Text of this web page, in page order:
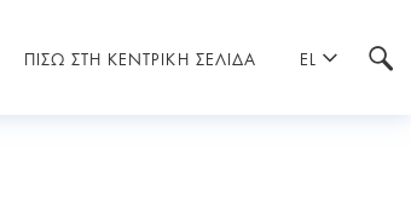
ΠΙΣΩ ΣΤΗ ΚΕΝΤΡΙΚΗ ΣΕΛΙΔΑ EL